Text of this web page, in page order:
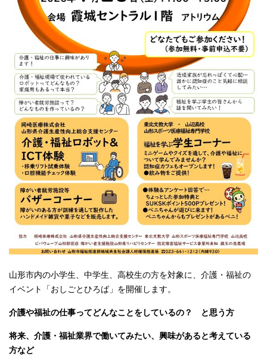
山形市内の小学生、中学生、高校生の方を対象に、介護・福祉の
イベント「おしごとひろば」を開催します。
介護や福祉の仕事ってどんなことをしているの？ と思う方
将来、介護・福祉業界で働いてみたい、興味があると考えている
方など